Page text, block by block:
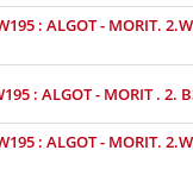
: ALGOT - MORIT.
: ALGOT - MORIT . 2.
: ALGOT - MORIT.